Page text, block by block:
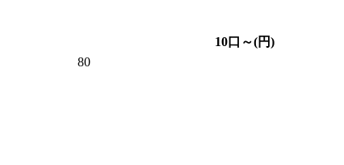
10口～(円)
80